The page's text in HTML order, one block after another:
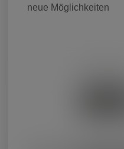
neue Möglichkeiten